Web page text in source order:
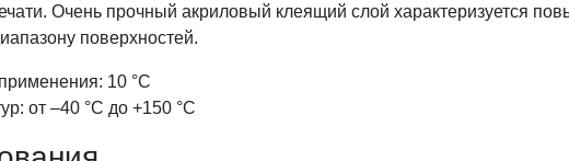
Очень прочный акриловый клеящий слой характеризуется
поверхностей.
10 °С
от –40 °С до +150 °С